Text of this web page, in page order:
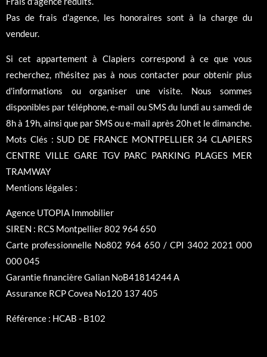
Pas de frais d'agence, les honoraires sont à la charge du
vendeur.
Si cet appartement à Clapiers correspond à ce que vous
recherchez, n'hésitez pas à nous contacter pour obtenir plus
d'informations ou organiser une visite. Nous sommes
disponibles par téléphone, e-mail ou SMS du lundi au samedi de
8h à 19h, ainsi que par SMS ou e-mail après 20h et le dimanche.
Mots Clés : SUD DE FRANCE MONTPELLIER 34 CLAPIERS
CENTRE VILLE GARE TGV PARC PARKING PLAGES MER
TRAMWAY
Mentions légales :
Agence UTOPIA Immobilier
SIREN : RCS Montpellier 802 964 650
Carte professionnelle No802 964 650 / CPI 3402 2021 000
000 045
Garantie financière Galian NoB41814244 A
Assurance RCP Covea No120 137 405
Référence : HCAB - B102